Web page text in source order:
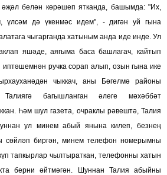
әҗәл белән көрәшеп ятканда, башымда: "Их,
үлсәм дә үкенмәс идем", - дигән уй гына
чыгарганда хатыным анда иде инде. Ул
яшәде, аягыма баса башлагач, кайтып
иптәшемнән ручка сорап алып, озын гына ике
чыккач, аны Бөгелмә районы
багышланган әлеге мәхәббәт
Һәм шул газета, очраклы рәвештә, Талия
ул минем абый янына килеп, безнең
сөйләп биргән, минем телефон номерымны
тапкырлар чылтыраткан, телефонны хатын
берни әйтмәгән. Шуннан Талия абыйны